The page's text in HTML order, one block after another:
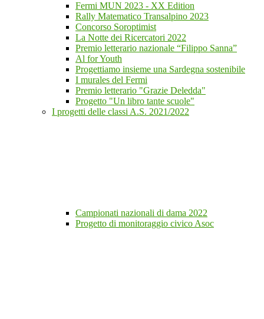
Fermi MUN 2023 - XX Edition
Rally Matematico Transalpino 2023
Concorso Soroptimist
La Notte dei Ricercatori 2022
Premio letterario nazionale “Filippo Sanna”
Al for Youth
Progettiamo insieme una Sardegna sostenibile
I murales del Fermi
Premio letterario "Grazie Deledda"
Progetto "Un libro tante scuole"
I progetti delle classi A.S. 2021/2022
Campionati nazionali di dama 2022
Progetto di monitoraggio civico Asoc